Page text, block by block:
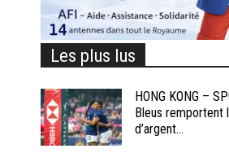
Les plus lus
HONG KONG –
Bleus remportent
d’argent...